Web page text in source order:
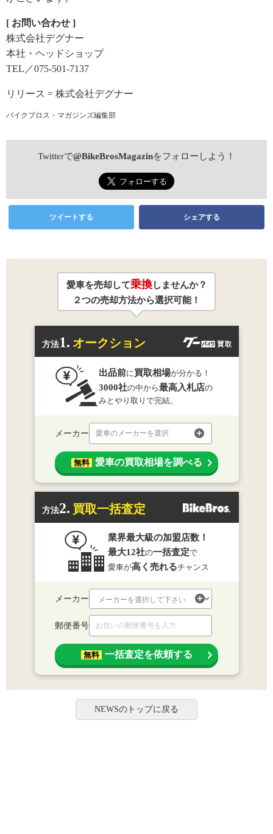
[ お問い合わせ ]
株式会社デグナー
本社・ヘッドショップ
TEL／075-501-7137
リリース = 株式会社デグナー
バイクブロス・マガジンズ編集部
Twitterで@BikeBrosMagazinをフォローしよう！
ツイートする シェアする
愛車を売却して乗換しませんか？
２つの売却方法から選択可能！
方法1. オークション
出品前に買取相場が分かる！
3000社の中から最高入札店の
みとやり取りで完結。
メーカー 愛車のメーカーを選択
無料 愛車の買取相場を調べる
方法2. 買取一括査定
業界最大級の加盟店数！
最大12社の一括査定で
愛車が高く売れるチャンス
メーカー
郵便番号
無料 一括査定を依頼する
NEWSのトップに戻る